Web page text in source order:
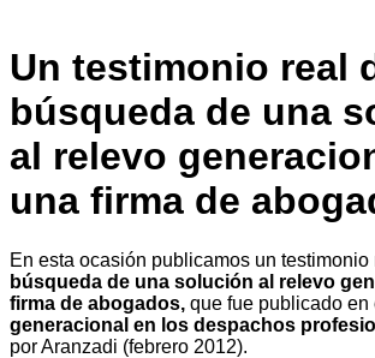
Un testimonio real
búsqueda de una
al relevo
una firma de
En esta ocasión publicamos un testimonio
búsqueda de una solución al relevo
firma de abogados, que fue publicado en
generacional en los despachos
por Aranzadi (febrero 2012).